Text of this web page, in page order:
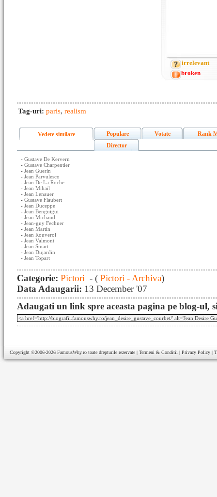
irrelevant
broken
Tag-uri: paris, realism
Vedete similare Populare Votate
Rank
Director
- Gustave De Kervern
- Gustave Charpentier
- Jean Guerin
- Jean Parvulesco
- Jean De La Roche
- Jean Mihail
- Jean Lenauer
- Gustave Flaubert
- Jean Duceppe
- Jean Benguigui
- Jean Michaud
- Jean-guy Fechner
- Jean Martin
- Jean Rouverol
- Jean Valmont
- Jean Smart
- Jean Dujardin
- Jean Topart
Categorie: Pictori - ( Pictori - Archiva)
Data Adaugarii: 13 December '07
Adaugati un link spre aceasta pagina pe blog-ul,
Copyright ©2006-2026 FamousWhy.ro toate drepturile rezervate | Termeni & Conditii | Privacy Policy |